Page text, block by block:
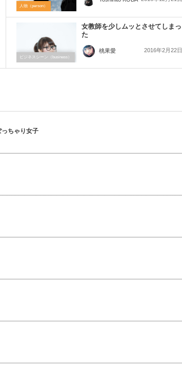
人物（person）
ビジネスシーン（business）
女教師を少しムッとさせてしまっ
た
桃果愛 2016年2月22日
っちゃり女子